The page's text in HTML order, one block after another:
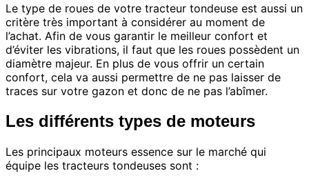
Le type de roues de votre tracteur tondeuse est aussi un
critère très important à considérer au moment de
l’achat. Afin de vous garantir le meilleur confort et
d’éviter les vibrations, il faut que les roues possèdent un
diamètre majeur. En plus de vous offrir un certain
confort, cela va aussi permettre de ne pas laisser de
traces sur votre gazon et donc de ne pas l’abîmer.
Les différents types de moteurs
Les principaux moteurs essence sur le marché qui
équipe les tracteurs tondeuses sont :